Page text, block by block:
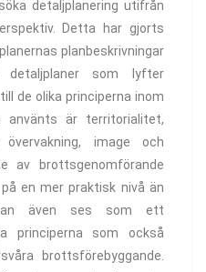
detaljplanering utifrån
Detta har gjorts
planbeskrivningar
detaljplaner som lyfter
de olika principerna inom
använts är territorialitet,
image och
av brottsgenomförande
en mer praktisk nivå än
kan även ses som ett
principerna som också
brottsförebyggande.